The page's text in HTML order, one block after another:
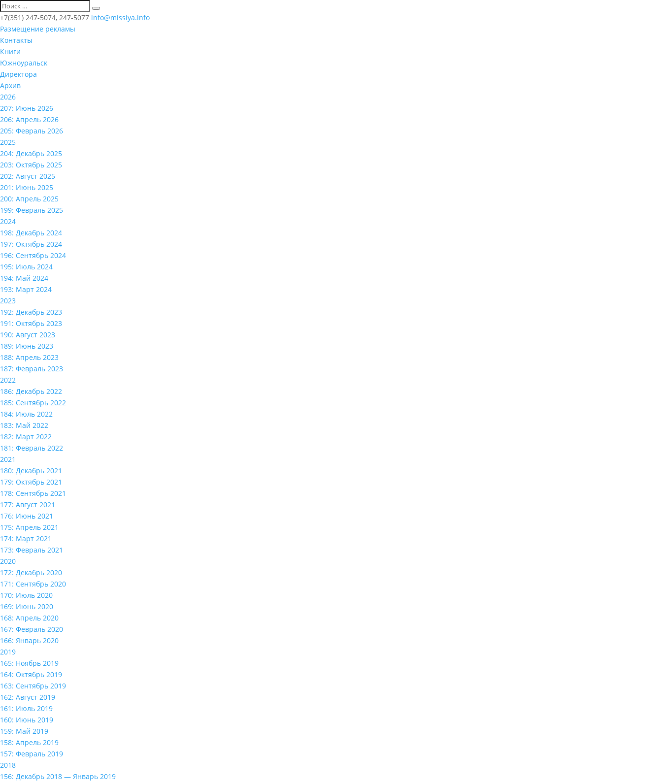
+7(351) 247-5074, 247-5077 info@missiya.info
Размещение рекламы
Контакты
Книги
Южноуральск
Директора
Архив
2026
207: Июнь 2026
206: Апрель 2026
205: Февраль 2026
2025
204: Декабрь 2025
203: Октябрь 2025
202: Август 2025
201: Июнь 2025
200: Апрель 2025
199: Февраль 2025
2024
198: Декабрь 2024
197: Октябрь 2024
196: Сентябрь 2024
195: Июль 2024
194: Май 2024
193: Март 2024
2023
192: Декабрь 2023
191: Октябрь 2023
190: Август 2023
189: Июнь 2023
188: Апрель 2023
187: Февраль 2023
2022
186: Декабрь 2022
185: Сентябрь 2022
184: Июль 2022
183: Май 2022
182: Март 2022
181: Февраль 2022
2021
180: Декабрь 2021
179: Октябрь 2021
178: Сентябрь 2021
177: Август 2021
176: Июнь 2021
175: Апрель 2021
174: Март 2021
173: Февраль 2021
2020
172: Декабрь 2020
171: Сентябрь 2020
170: Июль 2020
169: Июнь 2020
168: Апрель 2020
167: Февраль 2020
166: Январь 2020
2019
165: Ноябрь 2019
164: Октябрь 2019
163: Сентябрь 2019
162: Август 2019
161: Июль 2019
160: Июнь 2019
159: Май 2019
158: Апрель 2019
157: Февраль 2019
2018
156: Декабрь 2018 — Январь 2019